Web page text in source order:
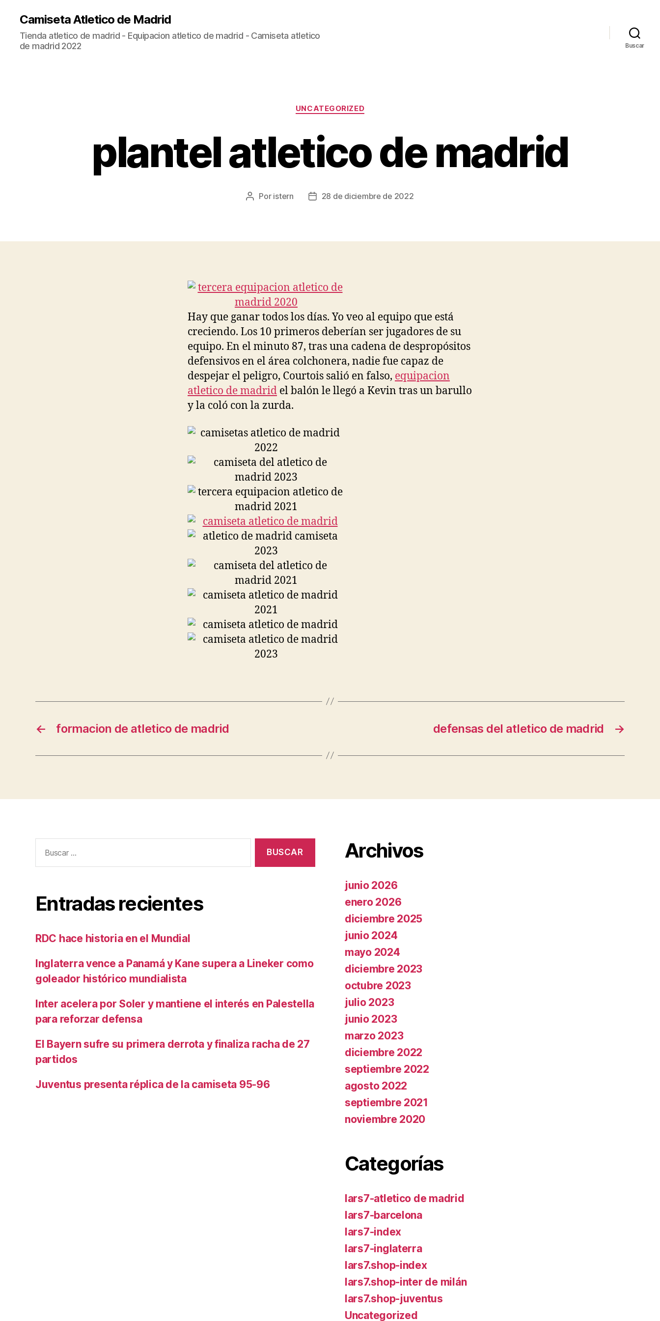
Camiseta Atletico de Madrid
Tienda atletico de madrid - Equipacion atletico de madrid - Camiseta atletico
de madrid 2022
Buscar
Categorías
UNCATEGORIZED
plantel atletico de madrid
Autor
Por istern
Fecha28 de diciembre de 2022
Hay que ganar todos los días. Yo veo al equipo que está
creciendo. Los 10 primeros deberían ser jugadores de su
equipo. En el minuto 87, tras una cadena de despropósitos
defensivos en el área colchonera, nadie fue capaz de
despejar el peligro, Courtois salió en falso, equipacion
atletico de madrid el balón le llegó a Kevin tras un barullo
y la coló con la zurda.
← formacion de atletico de madrid →
defensas del atletico de madrid
Entradas recientes
RDC hace historia en el Mundial
Inglaterra vence a Panamá y Kane supera a Lineker como
goleador histórico mundialista
Inter acelera por Soler y mantiene el interés en Palestella
para reforzar defensa
El Bayern sufre su primera derrota y finaliza racha de 27
partidos
Juventus presenta réplica de la camiseta 95-96
Archivos
junio 2026
enero 2026
diciembre 2025
junio 2024
mayo 2024
diciembre 2023
octubre 2023
julio 2023
junio 2023
marzo 2023
diciembre 2022
septiembre 2022
agosto 2022
septiembre 2021
noviembre 2020
Categorías
lars7-atletico de madrid
lars7-barcelona
lars7-index
lars7-inglaterra
lars7.shop-index
lars7.shop-inter de milán
lars7.shop-juventus
Uncategorized